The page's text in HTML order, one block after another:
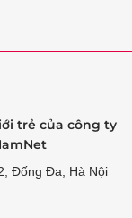
trẻ của công ty
Đống Đa, Hà Nội